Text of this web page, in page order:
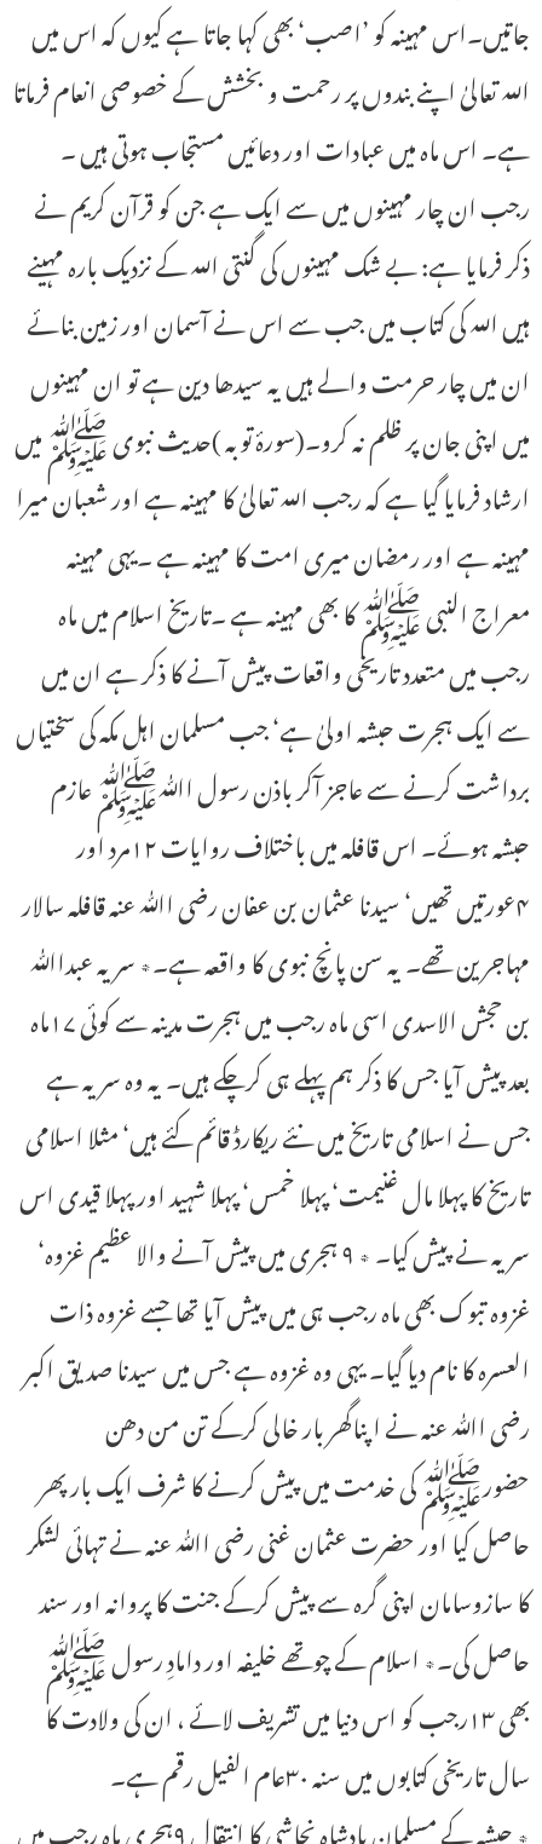
جاتیں۔اس مہینہ کو ’اصب‘ بھی کہا جاتا ہے کیوں کہ اس میں
اللہ تعالیٰ اپنے بندوں پر رحمت و بخشش کے خصوصی انعام فرماتا
ہے۔ اس ماہ میں عبادات اور دعائیں مستجاب ہوتی ہیں ۔
رجب ان چار مہینوں میں سے ایک ہے جن کو قرآن کریم نے
ذکر فرمایا ہے: بے شک مہینوں کی گنتی اللہ کے نزدیک بارہ مہینے
ہیں اللہ کی کتاب میں جب سے اس نے آسمان اور زمین بنائے
ان میں چار حرمت والے ہیں یہ سیدھا دین ہے تو ان مہینوں
میں اپنی جان پر ظلم نہ کرو۔(سورۂ توبہ )حدیث نبوی ﷺ میں
ارشاد فرمایا گیا ہے کہ رجب اللہ تعالیٰ کا مہینہ ہے اور شعبان میرا
مہینہ ہے اور رمضان میری امت کا مہینہ ہے ۔یہی مہینہ
معراج النبی ﷺ کا بھی مہینہ ہے ۔تاریخ اسلام میں ماہ
رجب میں متعدد تاریخی واقعات پیش آنے کا ذکر ہے ان میں
سے ایک ہجرت حبشہ اولیٰ ہے‘ جب مسلمان اہل مکہ کی سختیاں
برداشت کرنے سے عاجز آکر باذن رسول اﷲﷺ عازم
حبشہ ہوئے۔ اس قافلہ میں باختلاف روایات ۱۲مرد اور
۴عورتیں تھیں‘ سیدنا عثمان بن عفان رضی اﷲ عنہ قافلہ سالار
مہاجرین تھے۔ یہ سن پانچ نبوی کا واقعہ ہے۔٭ سریہ عبداﷲ
بن حجش الاسدی اسی ماہ رجب میں ہجرت مدینہ سے کوئی ۱۷ماہ
بعد پیش آیا جس کا ذکر ہم پہلے ہی کرچکے ہیں۔ یہ وہ سریہ ہے
جس نے اسلامی تاریخ میں نئے ریکارڈ قائم کئے ہیں‘ مثلا اسلامی
تاریخ کا پہلا مال غنیمت‘ پہلا خمس‘ پہلا شہید اور پہلا قیدی اس
سریہ نے پیش کیا۔ ٭ ۹ ہجری میں پیش آنے والا عظیم غزوہ‘
غزوہ تبوک بھی ماہ رجب ہی میں پیش آیا تھا جسے غزوہ ذات
العسرہ کا نام دیا گیا۔ یہی وہ غزوہ ہے جس میں سیدنا صدیق اکبر
رضی اﷲ عنہ نے اپناگھر بار خالی کرکے تن من دھن
حضورﷺ کی خدمت میں پیش کرنے کا شرف ایک بار پھر
حاصل کیا اور حضرت عثمان غنی رضی اﷲ عنہ نے تہائی لشکر
کا سازوسامان اپنی گرہ سے پیش کرکے جنت کا پروانہ اور سند
حاصل کی۔٭ اسلام کے چوتھے خلیفہ اور دامادِ رسول ﷺ
بھی ۱۳رجب کو اس دنیا میں تشریف لائے ، ان کی ولادت کا
سال تاریخی کتابوں میں سنہ ۳۰عام الفیل رقم ہے۔
٭ حبشہ کے مسلمان بادشاہ نجاشی کا انتقال ۹ہجری ماہ رجب میں